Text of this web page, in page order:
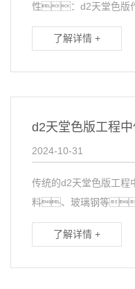
性：d2天堂色版作
了解详情 +
d2天堂色版工程
2024-10-31
传统的d2天堂色版工
料、玻璃钢等
了解详情 +